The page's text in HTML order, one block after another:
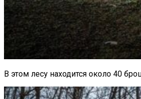
В этом лесу находится около 40